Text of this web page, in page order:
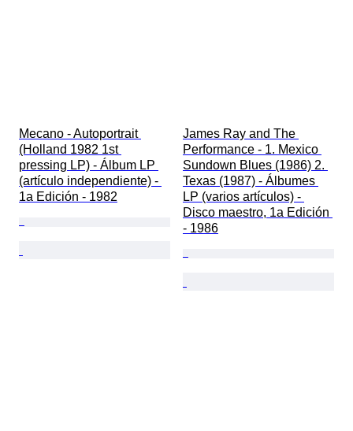
Mecano - Autoportrait
(Holland 1982 1st
pressing LP) - Álbum LP
(artículo independiente) -
1a Edición - 1982
James Ray and The
Performance - 1. Mexico
Sundown Blues (1986) 2.
Texas (1987) - Álbumes
LP (varios artículos) -
Disco maestro, 1a Edición
- 1986